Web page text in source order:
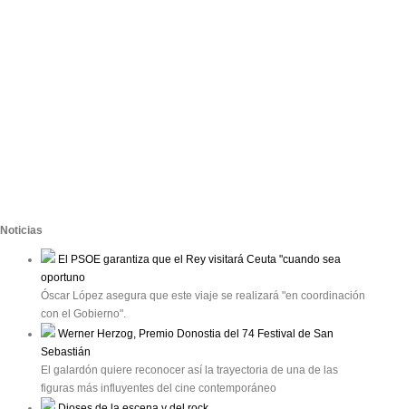
Noticias
El PSOE garantiza que el Rey visitará Ceuta "cuando sea
oportuno
Óscar López asegura que este viaje se realizará "en coordinación
con el Gobierno".
Werner Herzog, Premio Donostia del 74 Festival de San
Sebastián
El galardón quiere reconocer así la trayectoria de una de las
figuras más influyentes del cine contemporáneo